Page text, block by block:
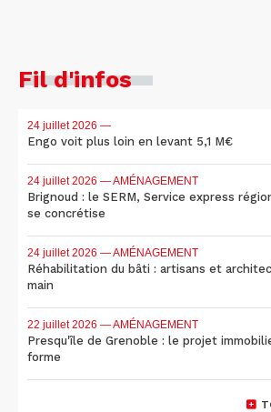
Fil d'infos
24 juillet 2026 —
Engo voit plus loin en levant 5,1 M€
24 juillet 2026 — AMÉNAGEMENT
Brignoud : le SERM, Service express
se concrétise
24 juillet 2026 — AMÉNAGEMENT
Réhabilitation du bâti : artisans et
main
22 juillet 2026 — AMÉNAGEMENT
Presqu'île de Grenoble : le projet
forme